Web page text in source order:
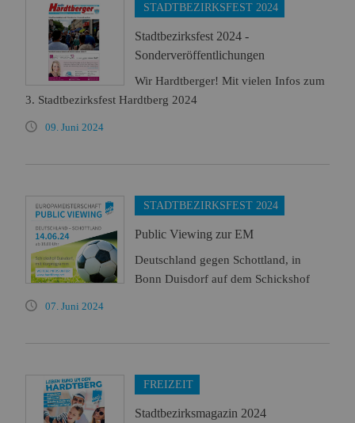
STADTBEZIRKSFEST 2024
Stadtbezirksfest 2024 -
Sonderveröffentlichungen
Wir Hardtberger! Mit vielen Infos zum
3. Stadtbezirksfest Hardtberg 2024
09. Juni 2024
STADTBEZIRKSFEST 2024
Public Viewing zur EM
Deutschland gegen Schottland, in
Bonn Duisdorf auf dem Schickshof
07. Juni 2024
FREIZEIT
Stadtbezirksmagazin 2024